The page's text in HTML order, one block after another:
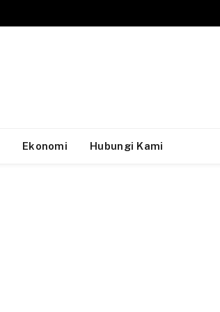
Ekonomi Hubungi Kami